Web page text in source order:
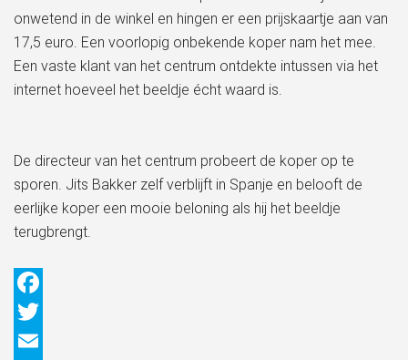
onwetend in de winkel en hingen er een prijskaartje aan van
17,5 euro. Een voorlopig onbekende koper nam het mee.
Een vaste klant van het centrum ontdekte intussen via het
internet hoeveel het beeldje écht waard is.
De directeur van het centrum probeert de koper op te
sporen. Jits Bakker zelf verblijft in Spanje en belooft de
eerlijke koper een mooie beloning als hij het beeldje
terugbrengt.
Facebook
Twitter